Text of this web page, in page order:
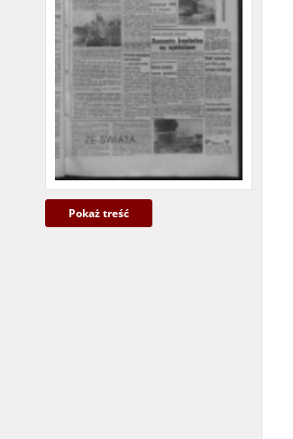
Pokaż treść